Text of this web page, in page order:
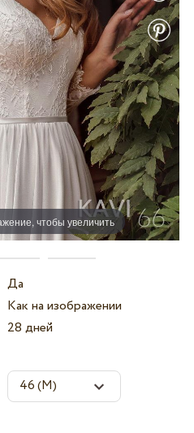
чтобы увеличить
Да
Как на изображении
28 дней